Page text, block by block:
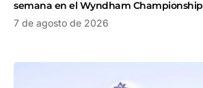
semana en el Wyndham Championship
7 de agosto de 2026